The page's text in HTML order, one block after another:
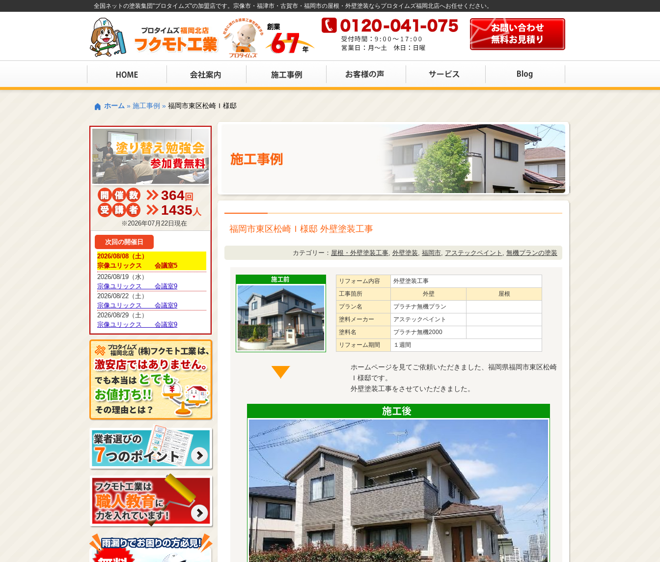
全国ネットの塗装集団"プロタイムズ"の加盟店です。宗像市・福津市・古賀市・福岡市の屋根・外壁塗装ならプロタイムズ福岡北店へお任せください。
ホーム » 施工事例 » 福岡市東区松崎Ｉ様邸
福岡市東区松崎Ｉ様邸 外壁塗装工事
カテゴリー： 屋根・外壁塗装工事, 外壁塗装, 福岡市, アステックペイント , 無機プランの塗装
リフォーム内容
外壁塗装工事
工事箇所
外壁
屋根
プラン名
プラチナ無機プラン
塗料メーカー
アステックペイント
塗料名
プラチナ無機2000
リフォーム期間
１週間
ホームページを見てご依頼いただきました、福岡県福岡市東区松崎
Ｉ様邸です。
外壁塗装工事をさせていただきました。
364回
1435人
※2026年07月22日現在
次回の開催日
2026/08/08（土）
宗像ユリックス 会議室5
2026/08/19（水）
宗像ユリックス 会議室9
2026/08/22（土）
宗像ユリックス 会議室9
2026/08/29（土）
宗像ユリックス 会議室9